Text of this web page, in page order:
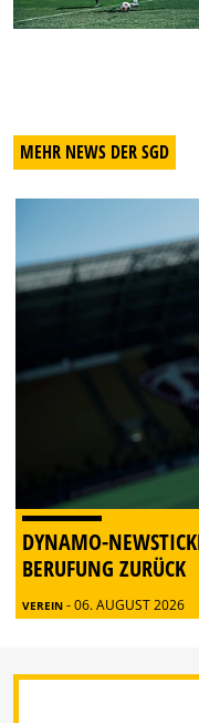
MEHR NEWS DER SGD
DYNAMO-
BERUFUNG ZURÜCK
VEREIN - 06. AUGUST 2026